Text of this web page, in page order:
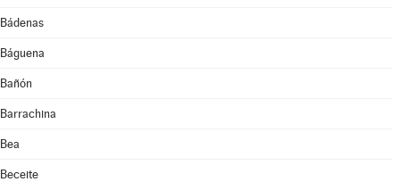
Bádenas
Báguena
Bañón
Barrachina
Bea
Beceite